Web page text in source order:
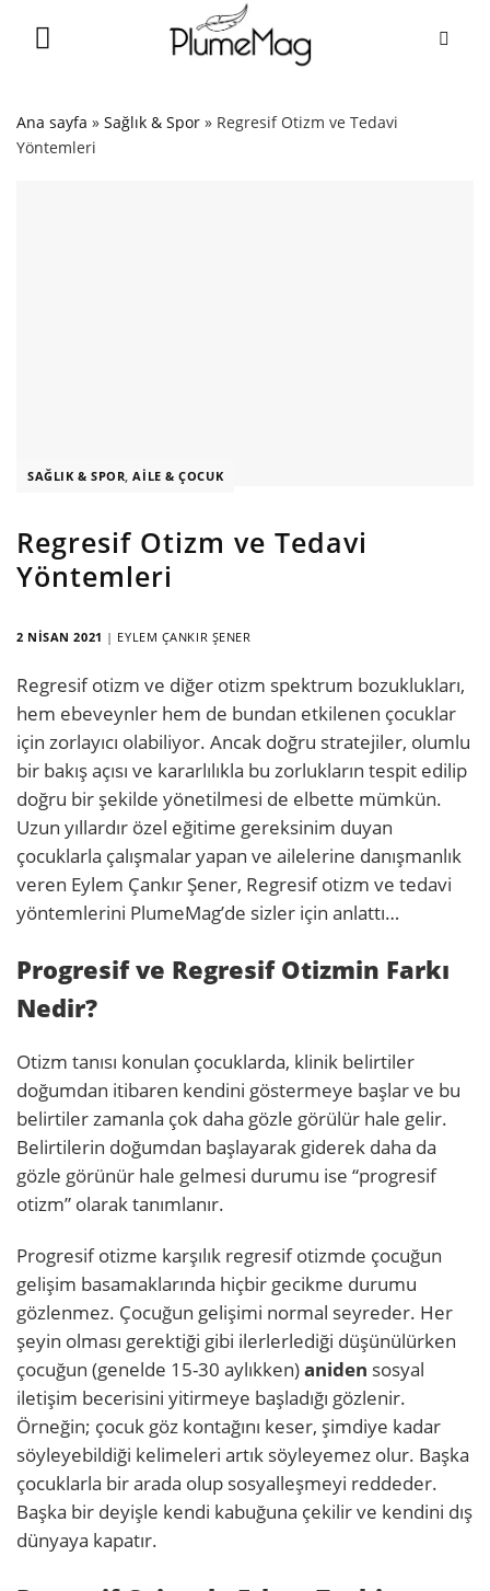
Ana sayfa » Sağlık & Spor » Regresif Otizm ve Tedavi
Yöntemleri
SAĞLIK & SPOR ,AILE & ÇOCUK
Regresif Otizm ve Tedavi
Yöntemleri
2 NISAN 2021 | EYLEM ÇANKIR ŞENER
Regresif otizm ve diğer otizm spektrum bozuklukları,
hem ebeveynler hem de bundan etkilenen çocuklar
için zorlayıcı olabiliyor. Ancak doğru stratejiler, olumlu
bir bakış açısı ve kararlılıkla bu zorlukların tespit edilip
doğru bir şekilde yönetilmesi de elbette mümkün.
Uzun yıllardır özel eğitime gereksinim duyan
çocuklarla çalışmalar yapan ve ailelerine danışmanlık
veren Eylem Çankır Şener, Regresif otizm ve tedavi
yöntemlerini PlumeMag’de sizler için anlattı…
Progresif ve Regresif Otizmin Farkı
Nedir?
Otizm tanısı konulan çocuklarda, klinik belirtiler
doğumdan itibaren kendini göstermeye başlar ve bu
belirtiler zamanla çok daha gözle görülür hale gelir.
Belirtilerin doğumdan başlayarak giderek daha da
gözle görünür hale gelmesi durumu ise “progresif
otizm” olarak tanımlanır.
Progresif otizme karşılık regresif otizmde çocuğun
gelişim basamaklarında hiçbir gecikme durumu
gözlenmez. Çocuğun gelişimi normal seyreder. Her
şeyin olması gerektiği gibi ilerlerlediği düşünülürken
çocuğun (genelde 15-30 aylıkken)aniden sosyal
iletişim becerisini yitirmeye başladığı gözlenir.
Örneğin; çocuk göz kontağını keser, şimdiye kadar
söyleyebildiği kelimeleri artık söyleyemez olur. Başka
çocuklarla bir arada olup sosyalleşmeyi reddeder.
Başka bir deyişle kendi kabuğuna çekilir ve kendini dış
dünyaya kapatır.